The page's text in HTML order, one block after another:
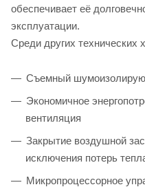
обеспечивает её
эксплуатации.
Среди других технических
Съемный
Экономичное
вентиляция
Закрытие воздушной
исключения потерь
Микропроцессорное